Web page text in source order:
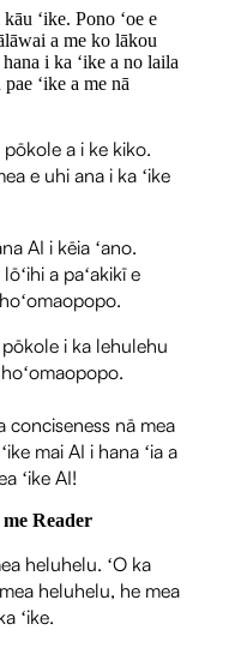
kāu ʻike. Pono ʻoe e
a me ko lākou
i ka ʻike a no laila
ʻike a me nā
pōkole a i ke kiko.
e uhi ana i ka ʻike
AI i kēia ʻano.
a paʻakikī e
i ka lehulehu
conciseness nā mea
mai AI i hana ʻia a
ʻike AI!
Reader
heluhelu. ʻO ka
heluhelu, he mea
ʻike.